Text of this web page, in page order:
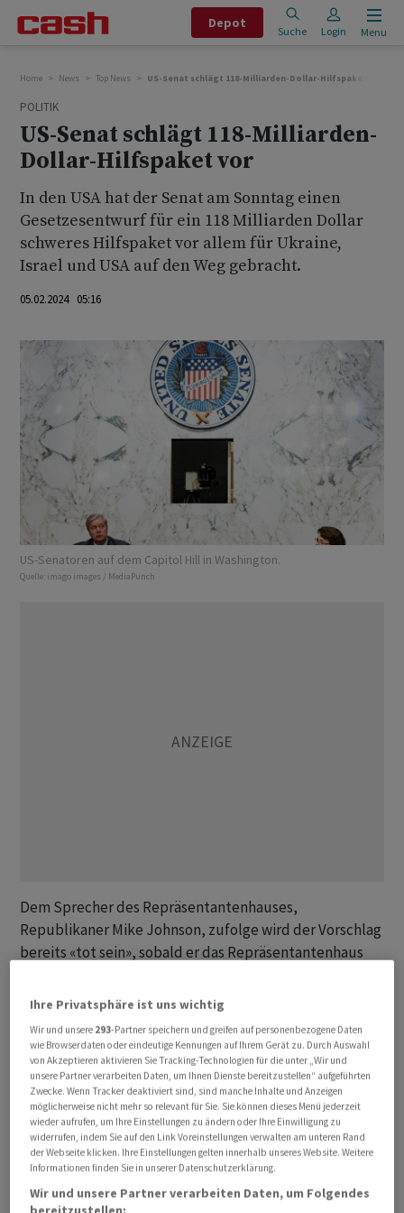
Depot
Suche Login Menu
Home News Top News US-Senat schlägt 118-Milliarden-Dollar-Hilfspaket vor
POLITIK
US-Senat schlägt 118-Milliarden-
Dollar-Hilfspaket vor
In den USA hat der Senat am Sonntag einen
Gesetzesentwurf für ein 118 Milliarden Dollar
schweres Hilfspaket vor allem für Ukraine,
Israel und USA auf den Weg gebracht.
05.02.2024 05:16
US-Senatoren auf dem Capitol Hill in Washington.
Quelle: imago images / MediaPunch
Dem Sprecher des Repräsentantenhauses,
Republikaner Mike Johnson, zufolge wird der Vorschlag
bereits «tot sein», sobald er das Repräsentantenhaus
schlimmer als erwartet», schrieb Johnson auf X.
Der Sprecher des Repräsentantenhauses hatte sich
zuvor schon für eine getrennte Handhabung der
Hilfsgelder für die Ukraine und Israel ausgesprochen
und sogar Leistungen für die Ukraine grundsätzlich
infrage gestellt. Am Samstag erklärte er, dass er noch in
dieser Woche über einen eigenen Gesetzentwurf
abstimmen will, der 17,6 Milliarden Dollar an Militärhilfe
für Israel vorsieht. Diese Massnahme enthält keine
Ihre Privatsphäre ist uns wichtig
Wir und unsere 293-Partner speichern und greifen auf personenbezogene Daten
wie Browserdaten oder eindeutige Kennungen auf Ihrem Gerät zu. Durch Auswahl
von Akzeptieren aktivieren Sie Tracking-Technologien für die unter „Wir und
unsere Partner verarbeiten Daten, um Ihnen Dienste bereitzustellen“ aufgeführten
Zwecke. Wenn Tracker deaktiviert sind, sind manche Inhalte und Anzeigen
möglicherweise nicht mehr so relevant für Sie. Sie können dieses Menü jederzeit
wieder aufrufen, um Ihre Einstellungen zu ändern oder Ihre Einwilligung zu
widerrufen, indem Sie auf den Link Voreinstellungen verwalten am unteren Rand
der Webseite klicken. Ihre Einstellungen gelten innerhalb unseres Website. Weitere
Informationen finden Sie in unserer Datenschutzerklärung.
Wir und unsere Partner verarbeiten Daten, um Folgendes